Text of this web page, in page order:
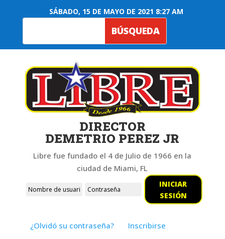
SÁBADO, 15 DE MAYO DE 2021 8:27 AM
DIRECTOR
DEMETRIO PEREZ JR
Libre fue fundado el 4 de Julio de 1966 en la
ciudad de Miami, FL
INICIAR
SESIÓN
¿Olvidó su contraseña? Inscribirse